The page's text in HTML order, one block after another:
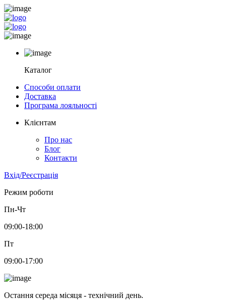
Каталог
Способи оплати
Доставка
Програма лояльності
Клієнтам
Про нас
Блог
Контакти
Вхід/Реєстрація
Режим роботи
Пн-Чт
09:00-18:00
Пт
09:00-17:00
Остання середа місяця - технічний день.